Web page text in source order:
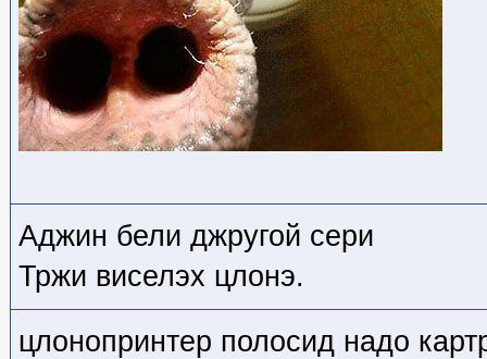
Аджин бели джругой сери
Тржи виселэх цлонэ.
цлонопринтер полосид надо